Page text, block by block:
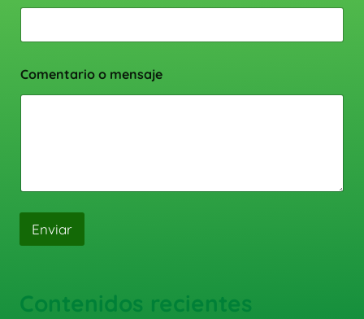
Comentario o mensaje
Enviar
Contenidos recientes